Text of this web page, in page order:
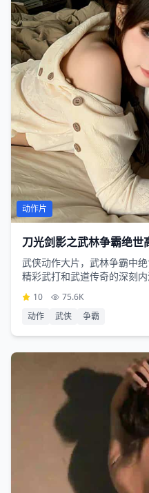
动作片
刀光剑影之武林争霸绝世
武侠动作大片，武林争霸中
精彩武打和武道传奇的深刻
10 75.6K
动作
武侠 争霸